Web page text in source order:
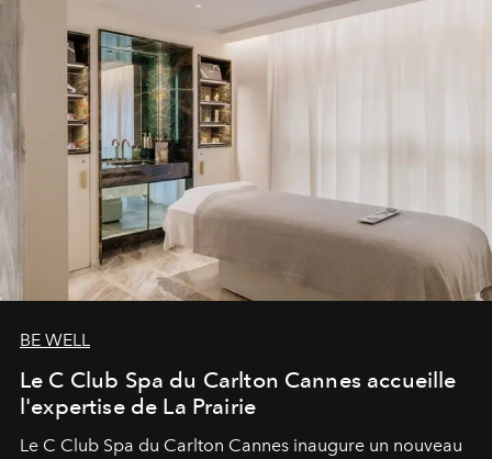
BE WELL
Le C Club Spa du Carlton Cannes accueille
l'expertise de La Prairie
Le C Club Spa du Carlton Cannes inaugure un nouveau